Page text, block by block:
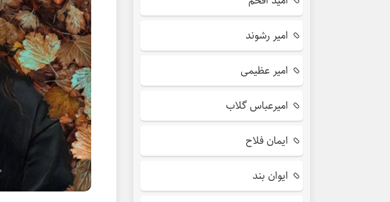
امیر رشوند
امیر عظیمی
امیرعباس گلاب
ایمان فلاح
ایوان بند